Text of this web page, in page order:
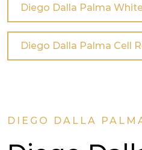
Diego Dalla Palma
Diego Dalla Palma Cell
DIEGO DALLA